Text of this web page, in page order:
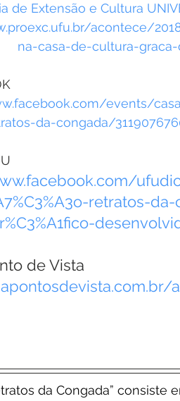
de Extensão e Cultura
acontece-		na-casa-de-cultura-
events/
da-congada/
retratos-
de Vista
da Congada”